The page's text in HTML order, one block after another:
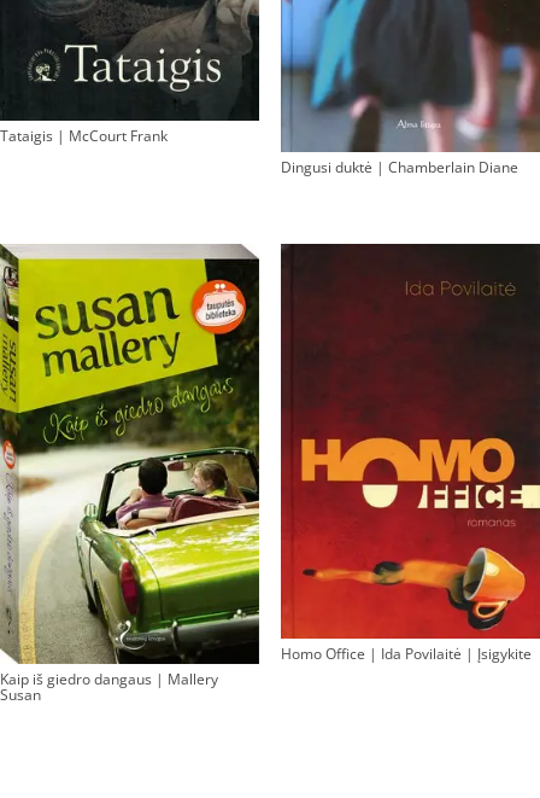
Tataigis | McCourt Frank
Dingusi duktė | Chamberlain Diane
Kaip iš giedro dangaus | Mallery
Susan
Homo Office | Ida Povilaitė | Įsigykite